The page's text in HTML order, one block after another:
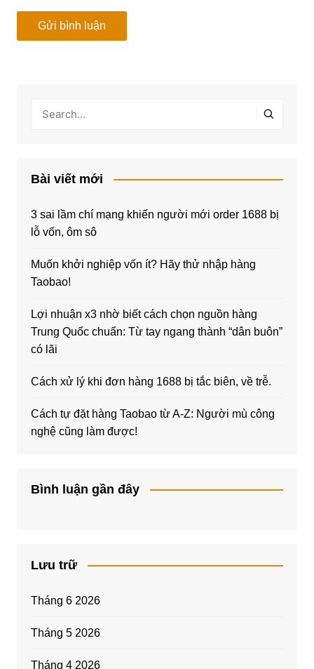
Bài viết mới
3 sai lầm chí mạng khiến người mới order 1688 bị
lỗ vốn, ôm sô
Muốn khởi nghiệp vốn ít? Hãy thử nhập hàng
Taobao!
Lợi nhuận x3 nhờ biết cách chọn nguồn hàng
Trung Quốc chuẩn: Từ tay ngang thành “dân buôn”
có lãi
Cách xử lý khi đơn hàng 1688 bị tắc biên, về trễ.
Cách tự đặt hàng Taobao từ A-Z: Người mù công
nghệ cũng làm được!
Bình luận gần đây
Lưu trữ
Tháng 6 2026
Tháng 5 2026
Tháng 4 2026